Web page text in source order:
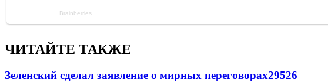
ЧИТАЙТЕ ТАКЖЕ
Зеленский сделал заявление о мирных переговорах29526